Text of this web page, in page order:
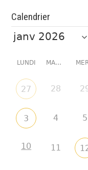
Calendrier
LUNDI MARDI
27 28
3 4 5
10 11